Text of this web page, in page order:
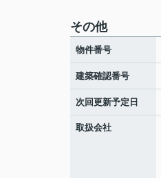
その他
物件番号
建築確認番号
次回更新予定日
取扱会社